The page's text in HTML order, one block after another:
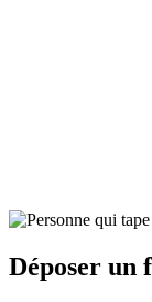
Déposer un